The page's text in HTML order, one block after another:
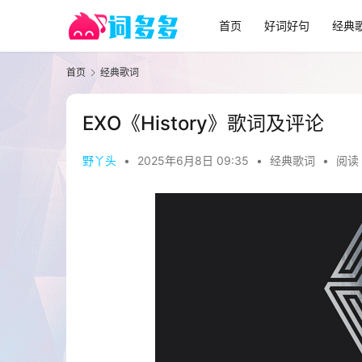
首页 好词好句 经典
首页 经典歌词
EXO《History》歌词及评论
野丫头 • 2025年6月8日 09:35 • 经典歌词 • 阅